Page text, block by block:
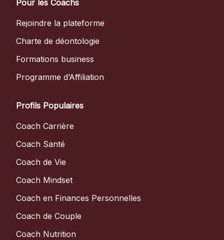
Pour les Coachs
Rejoindre la plateforme
Charte de déontologie
Formations business
Programme d’Affiliation
Profils Populaires
Coach Carrière
Coach Santé
Coach de Vie
Coach Mindset
Coach en Finances Personnelles
Coach de Couple
Coach Nutrition